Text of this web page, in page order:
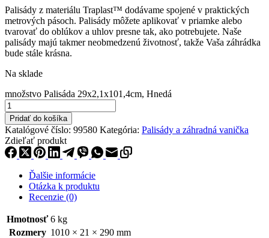
Palisády z materiálu Traplast™ dodávame spojené v praktických
metrových pásoch. Palisády môžete aplikovať v priamke alebo
tvarovať do oblúkov a uhlov presne tak, ako potrebujete. Naše
palisády majú takmer neobmedzenú životnosť, takže Vaša záhrádka
bude stále krásna.
Na sklade
množstvo Palisáda 29x2,1x101,4cm, Hnedá
Pridať do košíka
Katalógové číslo: 99580 Kategória: Palisády a záhradná vanička
Zdieľať produkt
Ďalšie informácie
Otázka k produktu
Recenzie (0)
Hmotnosť 6 kg
Rozmery 1010 × 21 × 290 mm